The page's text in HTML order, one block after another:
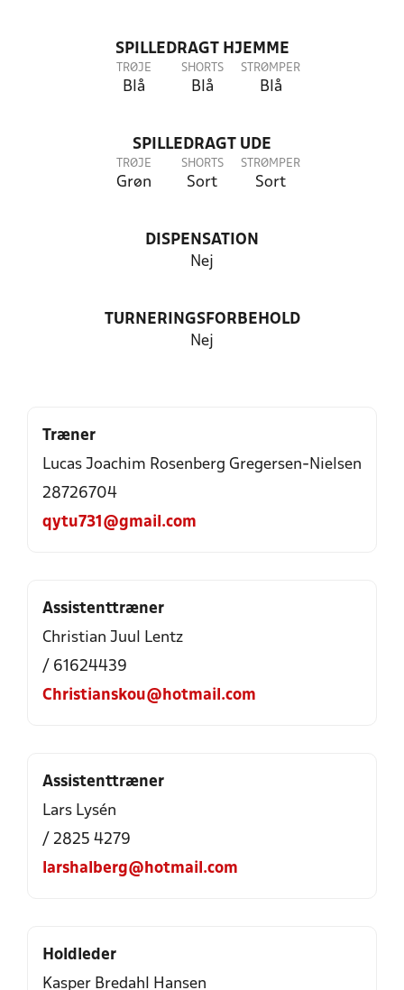
SPILLEDRAGT HJEMME
TRØJE
Blå
SHORTS
Blå
STRØMPER
Blå
SPILLEDRAGT UDE
TRØJE
Grøn
SHORTS
Sort
STRØMPER
Sort
DISPENSATION
Nej
TURNERINGSFORBEHOLD
Nej
Træner
Lucas Joachim Rosenberg Gregersen-Nielsen
28726704
qytu731@gmail.com
Assistenttræner
Christian Juul Lentz
/ 61624439
Christianskou@hotmail.com
Assistenttræner
Lars Lysén
/ 2825 4279
larshalberg@hotmail.com
Holdleder
Kasper Bredahl Hansen